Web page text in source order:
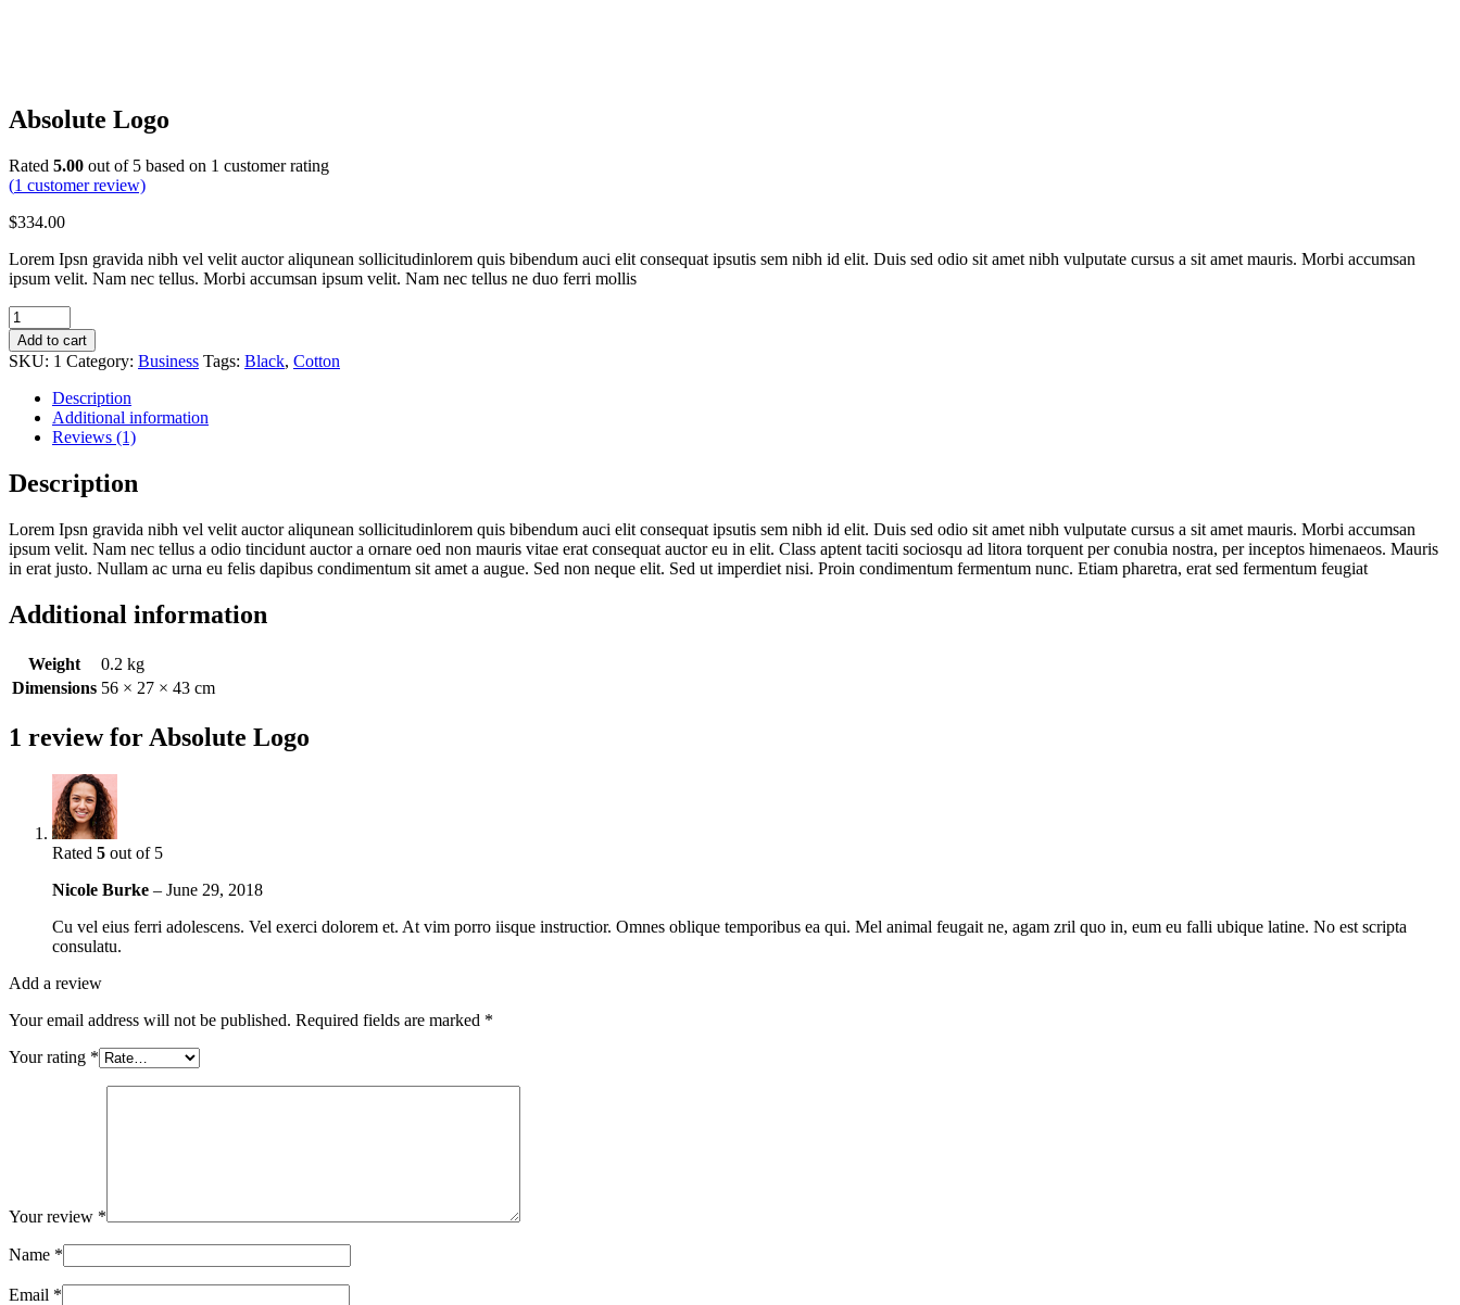
Absolute Logo
Rated 5.00 out of 5 based on 1 customer rating
(1 customer review)
$334.00
Lorem Ipsn gravida nibh vel velit auctor aliqunean sollicitudinlorem quis bibendum auci elit consequat ipsutis sem nibh id elit. Duis sed odio sit amet nibh vulputate cursus a sit amet mauris. Morbi accumsan
ipsum velit. Nam nec tellus. Morbi accumsan ipsum velit. Nam nec tellus ne duo ferri mollis
Absolute
Logo
quantity
Add to cart
SKU: 1 Category: Business Tags: Black, Cotton
Description
Additional information
Reviews (1)
Description
Lorem Ipsn gravida nibh vel velit auctor aliqunean sollicitudinlorem quis bibendum auci elit consequat ipsutis sem nibh id elit. Duis sed odio sit amet nibh vulputate cursus a sit amet mauris. Morbi accumsan
ipsum velit. Nam nec tellus a odio tincidunt auctor a ornare oed non mauris vitae erat consequat auctor eu in elit. Class aptent taciti sociosqu ad litora torquent per conubia nostra, per inceptos himenaeos. Mauris
in erat justo. Nullam ac urna eu felis dapibus condimentum sit amet a augue. Sed non neque elit. Sed ut imperdiet nisi. Proin condimentum fermentum nunc. Etiam pharetra, erat sed fermentum feugiat
Additional information
Weight
0.2 kg
Dimensions 56 × 27 × 43 cm
1 review for Absolute Logo
Rated 5 out of 5
Nicole Burke – June 29, 2018
Cu vel eius ferri adolescens. Vel exerci dolorem et. At vim porro iisque instructior. Omnes oblique temporibus ea qui. Mel animal feugait ne, agam zril quo in, eum eu falli ubique latine. No est scripta
consulatu.
Add a review
Your email address will not be published. Required fields are marked *
Your rating *
Your review *
Name *
Email *